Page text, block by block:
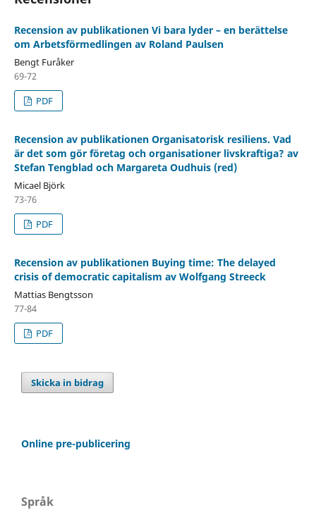
Recension av publikationen Vi bara lyder – en berättelse
om Arbetsförmedlingen av Roland Paulsen
Bengt Furåker
69-72
PDF
Recension av publikationen Organisatorisk resiliens. Vad
är det som gör företag och organisationer livskraftiga? av
Stefan Tengblad och Margareta Oudhuis (red)
Micael Björk
73-76
PDF
Recension av publikationen Buying time: The delayed
crisis of democratic capitalism av Wolfgang Streeck
Mattias Bengtsson
77-84
PDF
Skicka in bidrag
Online pre-publicering
Språk